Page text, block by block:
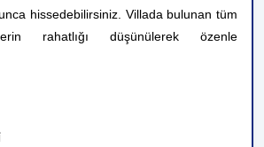
hissedebilirsiniz. Villada bulunan tüm
rahatlığı düşünülerek özenle